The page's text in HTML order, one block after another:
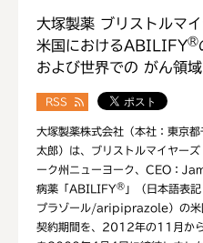
大塚製薬 ブリストルマ
米国におけるABILIFY®
および世界での がん領
RSS
大塚製薬株式会社（本社：東京
太郎）は、ブリストルマイヤー
ーク州ニューヨーク、CEO：
病薬「ABILIFY® 」（日本語表
プラゾール/aripiprazole）の米
契約期間を、2012年の11月か